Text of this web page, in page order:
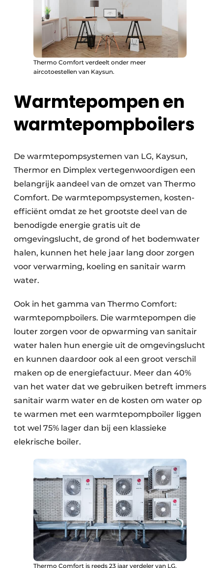
Thermo Comfort verdeelt onder meer
aircotoestellen van Kaysun.
Warmtepompen en
warmtepompboilers
De warmtepompsystemen van LG, Kaysun,
Thermor en Dimplex vertegenwoordigen een
belangrijk aandeel van de omzet van Thermo
Comfort. De warmte­pomp­systemen, kosten­
efficiënt omdat ze het grootste deel van de
benodigde energie gratis uit de
omgevingslucht, de grond of het bodemwater
halen, kunnen het hele jaar lang door zorgen
voor verwarming, koeling en sanitair warm
water.
Ook in het gamma van Thermo Comfort:
warmte­pompboilers. Die warmtepompen die
louter zorgen voor de opwarming van sanitair
water halen hun energie uit de omgevingslucht
en kunnen daardoor ook al een groot verschil
maken op de energiefactuur. Meer dan 40%
van het water dat we gebruiken betreft immers
sanitair warm water en de kosten om water op
te warmen met een warmtepompboiler liggen
tot wel 75% lager dan bij een klassieke
elekrische boiler.
Thermo Comfort is reeds 23 jaar verdeler van LG.